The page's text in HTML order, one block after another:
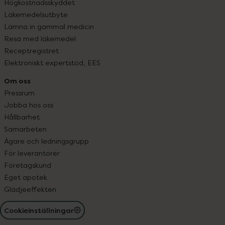
Högkostnadsskyddet
Läkemedelsutbyte
Lämna in gammal medicin
Resa med läkemedel
Receptregistret
Elektroniskt expertstöd, EES
Om oss
Pressrum
Jobba hos oss
Hållbarhet
Samarbeten
Ägare och ledningsgrupp
För leverantörer
Företagskund
Eget apotek
Glädjeeffekten
Cookieinställningar